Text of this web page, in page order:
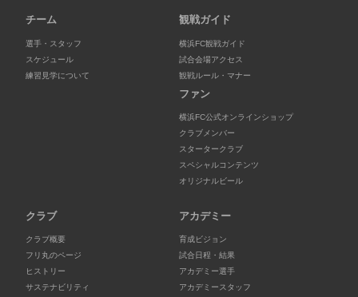
チーム
選手・スタッフ
スケジュール
練習見学について
観戦ガイド
横浜FC観戦ガイド
試合会場アクセス
観戦ルール・マナー
ファン
横浜FC公式オンラインショップ
クラブメンバー
スタータークラブ
スペシャルコンテンツ
オリジナルビール
クラブ
クラブ概要
フリ丸のページ
ヒストリー
サステナビリティ
アカデミー
育成ビジョン
試合日程・結果
アカデミー選手
アカデミースタッフ